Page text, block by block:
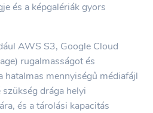
és a képgalériák gyors
AWS S3, Google Cloud
rugalmasságot és
hatalmas mennyiségű médiafájl
drága helyi
és a tárolási kapacitás